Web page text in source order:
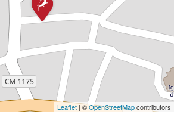
Leaflet| ©OpenStreetMapcontributors